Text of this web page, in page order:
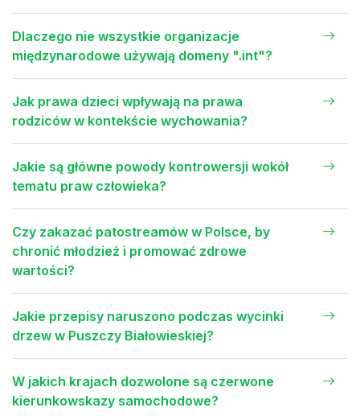
Dlaczego nie wszystkie organizacje
międzynarodowe używają domeny ".int"?
Jak prawa dzieci wpływają na prawa
rodziców w kontekście wychowania?
Jakie są główne powody kontrowersji wokół
tematu praw człowieka?
Czy zakazać patostreamów w Polsce, by
chronić młodzież i promować zdrowe
wartości?
Jakie przepisy naruszono podczas wycinki
drzew w Puszczy Białowieskiej?
W jakich krajach dozwolone są czerwone
kierunkowskazy samochodowe?